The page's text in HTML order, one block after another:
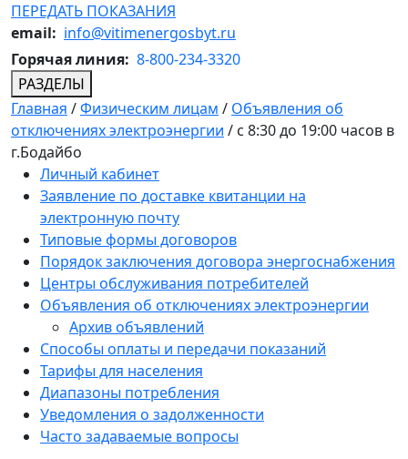
ПЕРЕДАТЬ ПОКАЗАНИЯ
email: info@vitimenergosbyt.ru
Горячая линия: 8-800-234-3320
РАЗДЕЛЫ
Главная /Физическим лицам / Объявления об
отключениях электроэнергии / с 8:30 до 19:00 часов в
г.Бодайбо
Личный кабинет
Заявление по доставке квитанции на
электронную почту
Типовые формы договоров
Порядок заключения договора энергоснабжения
Центры обслуживания потребителей
Объявления об отключениях электроэнергии
Архив объявлений
Способы оплаты и передачи показаний
Тарифы для населения
Диапазоны потребления
Уведомления о задолженности
Часто задаваемые вопросы